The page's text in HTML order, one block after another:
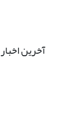
آخرین اخبار